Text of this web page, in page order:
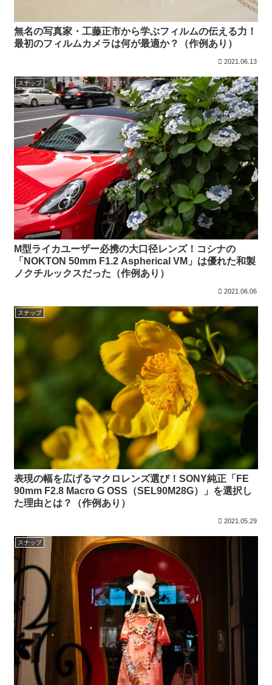
無名の写真家・工藤正市から学ぶフィルムの伝える力！
最初のフィルムカメラは何が最適か？（作例あり）
2021.06.13
スナップ
M型ライカユーザー必携の大口径レンズ！コシナの
「NOKTON 50mm F1.2 Aspherical VM」は優れた和製
ノクチルックスだった（作例あり）
2021.06.06
スナップ
表現の幅を広げるマクロレンズ選び！SONY純正「FE
90mm F2.8 Macro G OSS（SEL90M28G）」を選択し
た理由とは？（作例あり）
2021.05.29
スナップ